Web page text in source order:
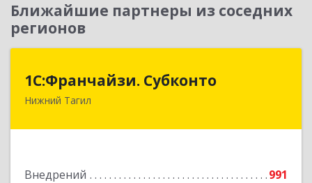
Ближайшие партнеры из соседних
регионов
1С:Франчайзи. Субконто
Нижний Тагил
Внедрений
991
1С:Франчайзи. Субконто
622034, Свердловская обл, Нижний Тагил г,